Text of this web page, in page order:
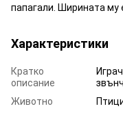
папагали. Ширината му
Характеристики
Кратко
описание
Животно